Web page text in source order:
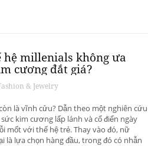
hệ millenials không ưa
cương đắt giá?
& Jewelry
là vĩnh cửu? Dẫn theo một nghiên cứu
kim cương lấp lánh và cổ điển ngày
mốt với thế hệ trẻ. Thay vào đó, nữ
là lựa chọn hàng đầu, trong đó có nhẫn